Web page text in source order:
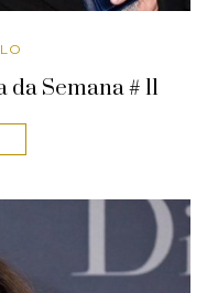
Semana # 11